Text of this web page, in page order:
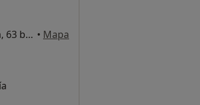
Diego Lopez Haroko Kale Nagusia, 63 bis, Bilbao • Mapa